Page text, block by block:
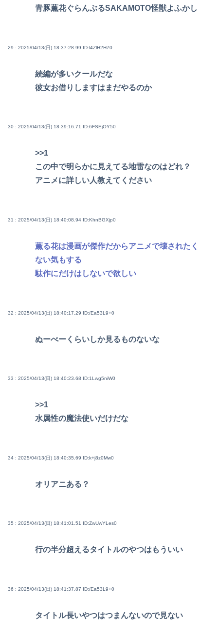
青豚薫花ぐらんぶるSAKAMOTO怪獣よふかし
29 : 2025/04/13(日) 18:37:28.99 ID:l4ZlH2H70
続編が多いクールだな
彼女お借りしますはまだやるのか
30 : 2025/04/13(日) 18:39:16.71 ID:6FSEjOY50
>>1
この中で明らかに見えてる地雷なのはどれ？
アニメに詳しい人教えてください
31 : 2025/04/13(日) 18:40:08.94 ID:KhnBGXjp0
薫る花は漫画が傑作だからアニメで壊されたく
ない気もする
駄作にだけはしないで欲しい
32 : 2025/04/13(日) 18:40:17.29 ID:/Ea53L9+0
ぬーべーくらいしか見るものないな
33 : 2025/04/13(日) 18:40:23.68 ID:1Lwg5niW0
>>1
水属性の魔法使いだけだな
34 : 2025/04/13(日) 18:40:35.69 ID:k+j8z0Mw0
オリアニある？
35 : 2025/04/13(日) 18:41:01.51 ID:ZwUwYLes0
行の半分超えるタイトルのやつはもういい
36 : 2025/04/13(日) 18:41:37.87 ID:/Ea53L9+0
タイトル長いやつはつまんないので見ない